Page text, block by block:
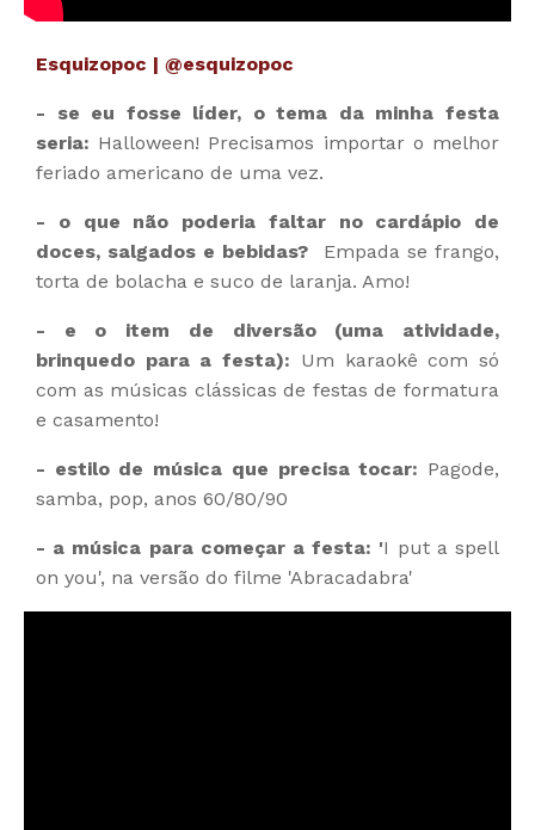
Esquizopoc | @esquizopoc
- se eu fosse líder, o tema da minha festa
seria: Halloween! Precisamos importar o melhor
feriado americano de uma vez.
- o que não poderia faltar no cardápio de
doces, salgados e bebidas? Empada se frango,
torta de bolacha e suco de laranja. Amo!
- e o item de diversão (uma atividade,
brinquedo para a festa): Um karaokê com só
com as músicas clássicas de festas de formatura
e casamento!
- estilo de música que precisa tocar: Pagode,
samba, pop, anos 60/80/90
- a música para começar a festa: 'I put a spell
on you', na versão do filme 'Abracadabra'